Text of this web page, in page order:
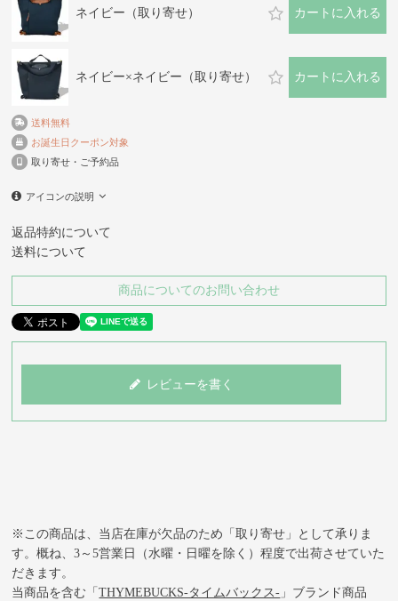
ネイビー（取り寄せ） カートに入れる
ネイビー×ネイビー（取り寄せ） カートに入れる
送料無料
お誕生日クーポン対象
取り寄せ・ご予約品
アイコンの説明
返品特約について
送料について
商品についてのお問い合わせ
レビューを書く
※この商品は、当店在庫が欠品のため「取り寄せ」として承りま
す。概ね、3～5営業日（水曜・日曜を除く）程度で出荷させていた
だきます。
当商品を含む 「THYMEBUCKS-タイムバックス- 」ブランド商品